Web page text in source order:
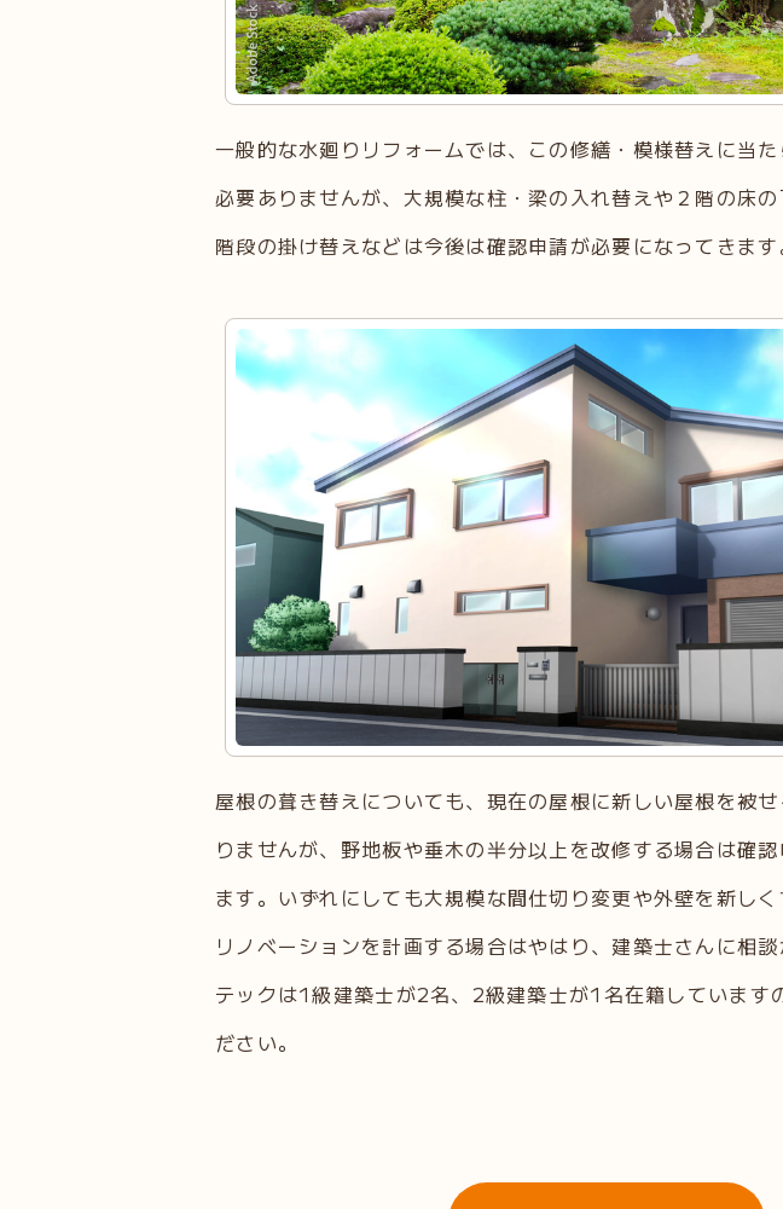
一般的な水廻りリフォームでは、この修繕・模様替えに当
必要ありませんが、大規模な柱・梁の入れ替えや２階の床の
階段の掛け替えなどは今後は確認申請が必要になってきます
屋根の葺き替えについても、現在の屋根に新しい屋根を被
りませんが、野地板や垂木の半分以上を改修する場合は確
ます。いずれにしても大規模な間仕切り変更や外壁を新し
リノベーションを計画する場合はやはり、建築士さんに相
テックは1級建築士が2名、2級建築士が1名在籍しています
ださい。